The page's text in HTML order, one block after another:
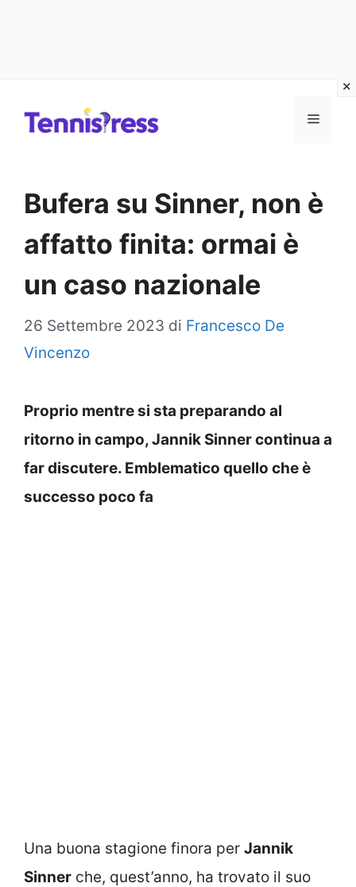
MENU
Bufera su Sinner, non è
affatto finita: ormai è
un caso nazionale
26 Settembre 2023 di Francesco De
Vincenzo
Proprio mentre si sta preparando al
ritorno in campo, Jannik Sinner continua a
far discutere. Emblematico quello che è
successo poco fa
Una buona stagione finora per Jannik
Sinner che, quest’anno, ha trovato il suo